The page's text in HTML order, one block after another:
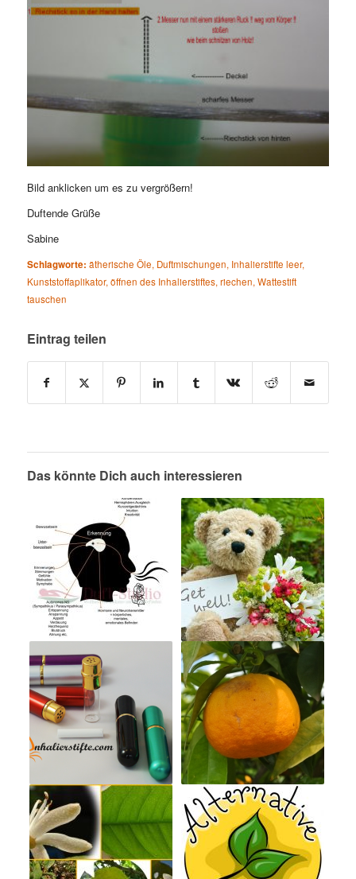
Bild anklicken um es zu vergrößern!
Duftende Grüße
Sabine
Schlagworte: ätherische Öle, Duftmischungen, Inhalierstifte leer,
Kunststoffaplikator,öffnen des Inhalierstiftes,riechen,Wattestift
tauschen
Eintrag teilen
Das könnte Dich auch interessieren